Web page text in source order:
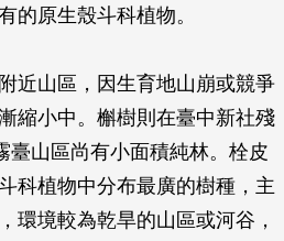
的原生殼斗科植物。
近山區，因生育地山崩或競爭
縮小中。槲樹則在臺中新社殘
臺山區尚有小面積純林。栓皮
科植物中分布最廣的樹種，主
環境較為乾旱的山區或河谷，